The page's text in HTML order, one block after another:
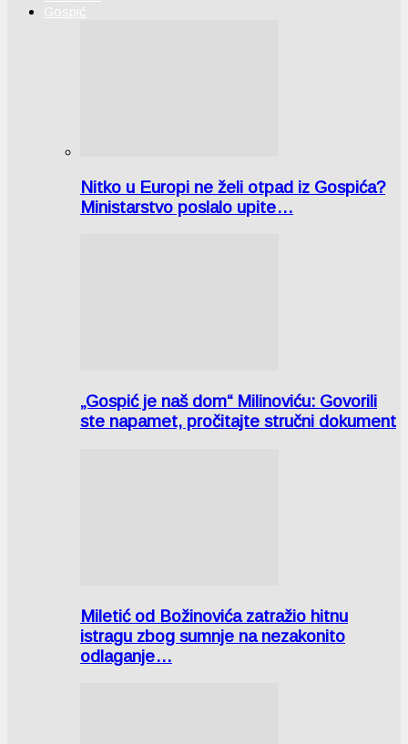
Gospić
Nitko u Europi ne želi otpad iz Gospića?
Ministarstvo poslalo upite…
„Gospić je naš dom“ Milinoviću: Govorili
ste napamet, pročitajte stručni dokument
Miletić od Božinovića zatražio hitnu
istragu zbog sumnje na nezakonito
odlaganje…